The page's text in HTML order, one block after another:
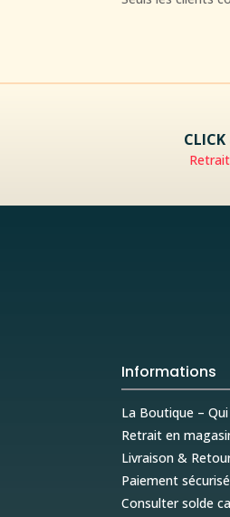
Informations
La Boutique –
Retrait en
Livraison &
Paiement sécurisé
Consulter solde